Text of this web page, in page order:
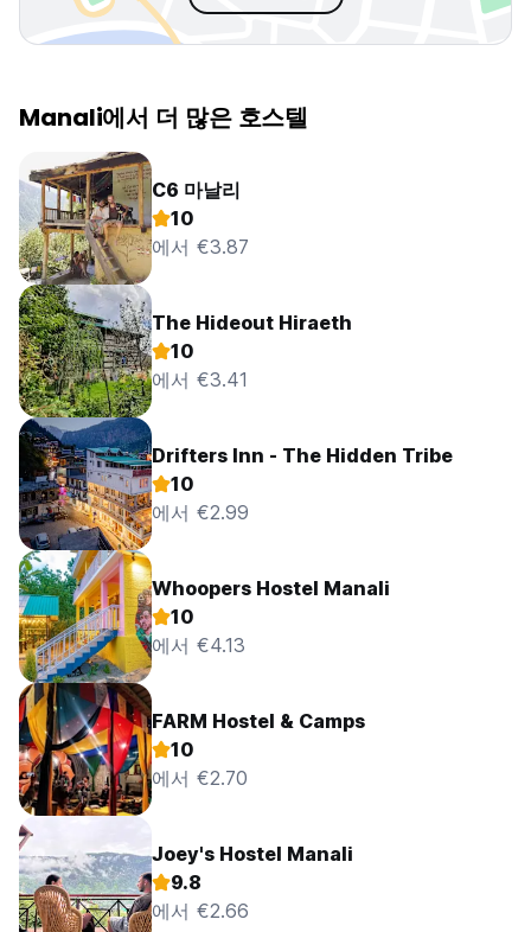
Manali에서 더 많은 호스텔
C6 마날리
10
에서 €3.87
The Hideout Hiraeth
10
에서 €3.41
Drifters Inn - The Hidden Tribe
10
에서 €2.99
Whoopers Hostel Manali
10
에서 €4.13
FARM Hostel & Camps
10
에서 €2.70
Joey's Hostel Manali
9.8
에서 €2.66